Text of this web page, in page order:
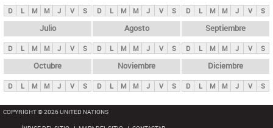
i
p
a
l
s
D L M M J V S D L M M J V S D L M M J V S
Julio
D L M M J V S
Agosto
D L M M J V S
Septiembre
D L M M J V S
Octubre
D L M M J V S
Noviembre
D L M M J V S
Diciembre
D L M M J V S
COPYRIGHT © 2026 UNITED NATIONS